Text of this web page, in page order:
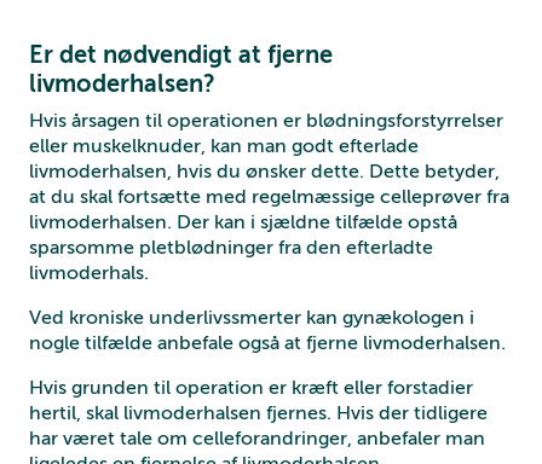
Er det nødvendigt at fjerne
livmoderhalsen?
Hvis årsagen til operationen er blødningsforstyrrelser
eller muskelknuder, kan man godt efterlade
livmoderhalsen, hvis du ønsker dette. Dette betyder,
at du skal fortsætte med regelmæssige celleprøver fra
livmoderhalsen. Der kan i sjældne tilfælde opstå
sparsomme pletblødninger fra den efterladte
livmoderhals.
Ved kroniske underlivssmerter kan gynækologen i
nogle tilfælde anbefale også at fjerne livmoderhalsen.
Hvis grunden til operation er kræft eller forstadier
hertil, skal livmoderhalsen fjernes. Hvis der tidligere
har været tale om celleforandringer, anbefaler man